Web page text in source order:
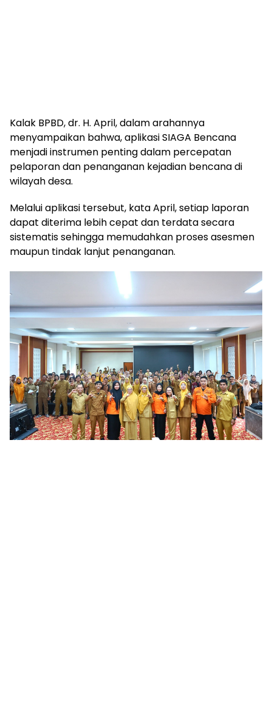
Kalak BPBD, dr. H. April, dalam arahannya
menyampaikan bahwa, aplikasi SIAGA Bencana
menjadi instrumen penting dalam percepatan
pelaporan dan penanganan kejadian bencana di
wilayah desa.
Melalui aplikasi tersebut, kata April, setiap laporan
dapat diterima lebih cepat dan terdata secara
sistematis sehingga memudahkan proses asesmen
maupun tindak lanjut penanganan.